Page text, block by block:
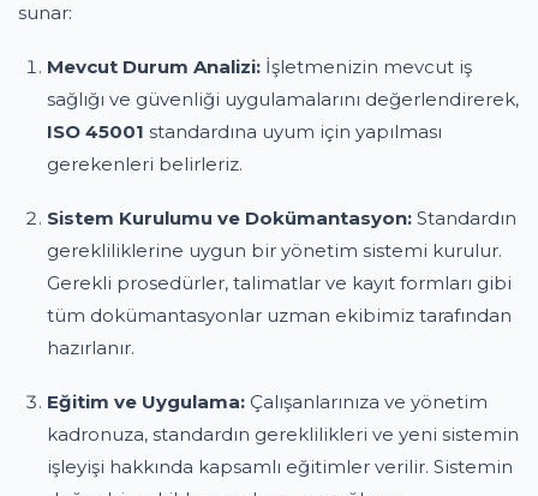
sunar:
Mevcut Durum Analizi: İşletmenizin mevcut iş
sağlığı ve güvenliği uygulamalarını değerlendirerek,
ISO 45001 standardına uyum için yapılması
gerekenleri belirleriz.
Sistem Kurulumu ve Dokümantasyon: Standardın
gerekliliklerine uygun bir yönetim sistemi kurulur.
Gerekli prosedürler, talimatlar ve kayıt formları gibi
tüm dokümantasyonlar uzman ekibimiz tarafından
hazırlanır.
Eğitim ve Uygulama: Çalışanlarınıza ve yönetim
kadronuza, standardın gereklilikleri ve yeni sistemin
işleyişi hakkında kapsamlı eğitimler verilir. Sistemin